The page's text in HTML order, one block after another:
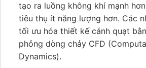
tạo ra luồng không khí mạnh
tiêu thụ ít năng lượng hơn. Các
tối ưu hóa thiết kế cánh quạt
phỏng dòng chảy CFD
Dynamics).